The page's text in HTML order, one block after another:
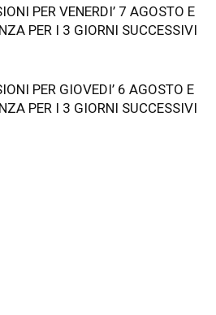
PER VENERDI’ 7 AGOSTO E
PER I 3 GIORNI SUCCESSIVI
PER GIOVEDI’ 6 AGOSTO E
PER I 3 GIORNI SUCCESSIVI